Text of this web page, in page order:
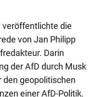
veröffentlichte die
von Jan Philipp
Darin
der AfD durch Musk
den geopolitischen
einer AfD-Politik.